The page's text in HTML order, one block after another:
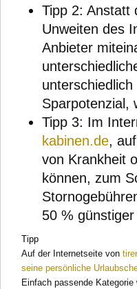
Tipp 2: Anstatt
Unweiten des
Anbieter
Sparpotenzial,
Tipp 3: Im
kabinen.de,
von Krankheit
können, zum
50 %
Tipp
Auf der Internetseite von
seine persönliche
Einfach passende Kategorie